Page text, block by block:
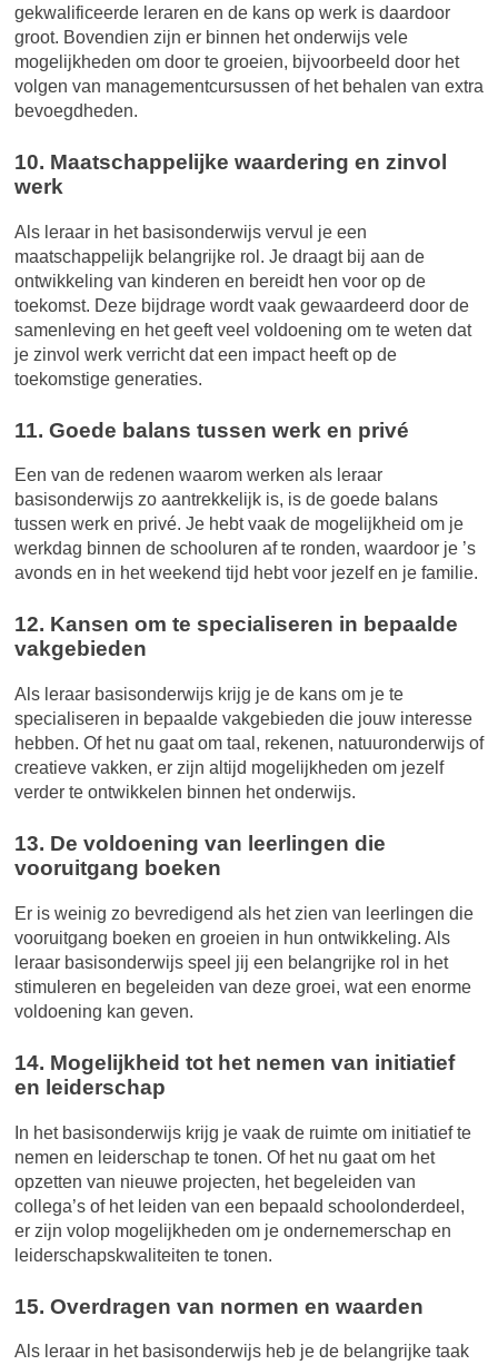
gekwalificeerde leraren en de kans op werk is daardoor
groot. Bovendien zijn er binnen het onderwijs vele
mogelijkheden om door te groeien, bijvoorbeeld door het
volgen van managementcursussen of het behalen van extra
bevoegdheden.
10. Maatschappelijke waardering en zinvol
werk
Als leraar in het basisonderwijs vervul je een
maatschappelijk belangrijke rol. Je draagt bij aan de
ontwikkeling van kinderen en bereidt hen voor op de
toekomst. Deze bijdrage wordt vaak gewaardeerd door de
samenleving en het geeft veel voldoening om te weten dat
je zinvol werk verricht dat een impact heeft op de
toekomstige generaties.
11. Goede balans tussen werk en privé
Een van de redenen waarom werken als leraar
basisonderwijs zo aantrekkelijk is, is de goede balans
tussen werk en privé. Je hebt vaak de mogelijkheid om je
werkdag binnen de schooluren af te ronden, waardoor je ’s
avonds en in het weekend tijd hebt voor jezelf en je familie.
12. Kansen om te specialiseren in bepaalde
vakgebieden
Als leraar basisonderwijs krijg je de kans om je te
specialiseren in bepaalde vakgebieden die jouw interesse
hebben. Of het nu gaat om taal, rekenen, natuuronderwijs of
creatieve vakken, er zijn altijd mogelijkheden om jezelf
verder te ontwikkelen binnen het onderwijs.
13. De voldoening van leerlingen die
vooruitgang boeken
Er is weinig zo bevredigend als het zien van leerlingen die
vooruitgang boeken en groeien in hun ontwikkeling. Als
leraar basisonderwijs speel jij een belangrijke rol in het
stimuleren en begeleiden van deze groei, wat een enorme
voldoening kan geven.
14. Mogelijkheid tot het nemen van initiatief
en leiderschap
In het basisonderwijs krijg je vaak de ruimte om initiatief te
nemen en leiderschap te tonen. Of het nu gaat om het
opzetten van nieuwe projecten, het begeleiden van
collega’s of het leiden van een bepaald schoolonderdeel,
er zijn volop mogelijkheden om je ondernemerschap en
leiderschapskwaliteiten te tonen.
15. Overdragen van normen en waarden
Als leraar in het basisonderwijs heb je de belangrijke taak